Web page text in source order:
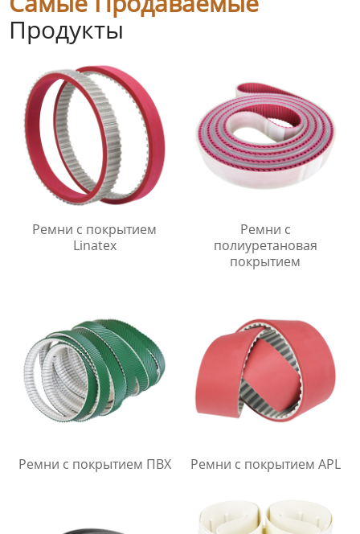
Продукты
Ремни с покрытием
Linatex
Ремни с
полиуретановая
покрытием
Ремни с покрытием ПВХ Ремни с покрытием APL